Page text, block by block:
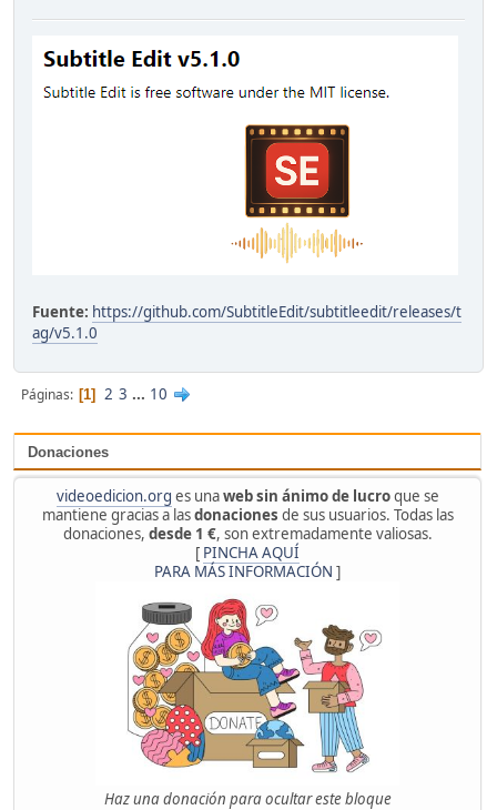
Donaciones
videoedicion.org es unaweb sin ánimo de lucroque se
mantiene gracias a lasdonaciones de sus usuarios. Todas las
donaciones, desde 1 €, son extremadamente valiosas.
[ PINCHA AQUÍ
PARA MÁS INFORMACIÓN ]
Haz una donación para ocultar este bloque
Fuente: https://github.com/SubtitleEdit/subtitleedit/releases/t
ag/v5.1.0
Páginas 1 2 3 ... 10